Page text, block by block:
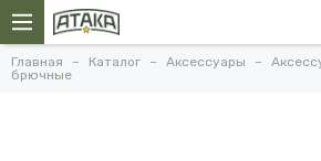
Главная Каталог Аксессуары
брючные